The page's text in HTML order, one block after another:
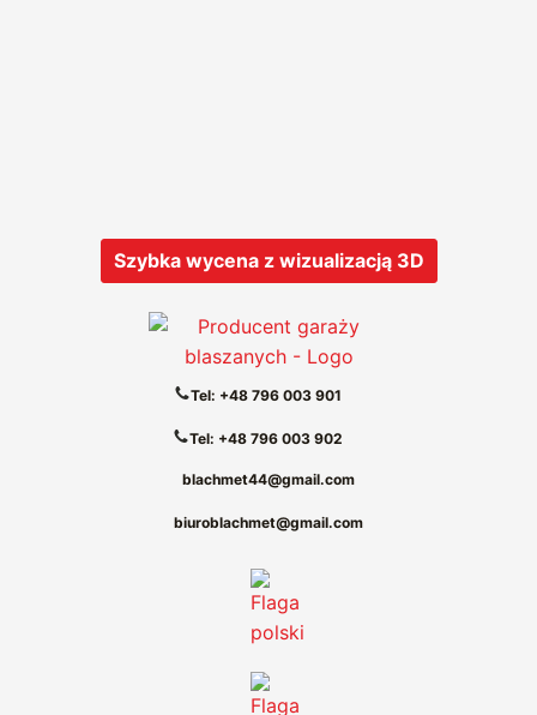
Szybka wycena z wizualizacją 3D
Tel: +48 796 003 901
Tel: +48 796 003 902
blachmet44@gmail.com
biuroblachmet@gmail.com